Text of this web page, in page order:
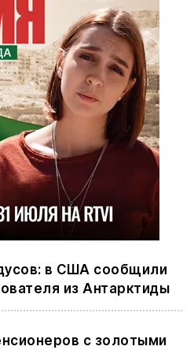
в США сообщили
из Антарктиды
с золотыми